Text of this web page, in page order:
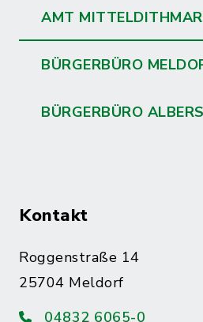
AMT
BÜRGERBÜRO
BÜRGERBÜRO
Kontakt
Roggenstraße 14
25704 Meldorf
04832 6065-0